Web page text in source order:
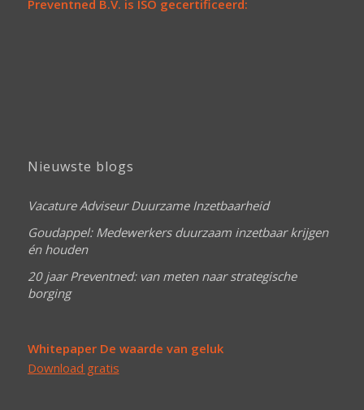
Preventned B.V. is ISO gecertificeerd:
Nieuwste blogs
Vacature Adviseur Duurzame Inzetbaarheid
Goudappel: Medewerkers duurzaam inzetbaar krijgen
én houden
20 jaar Preventned: van meten naar strategische
borging
Whitepaper De waarde van geluk
Download gratis